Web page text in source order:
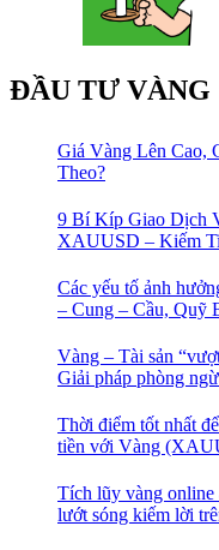
ĐẦU TƯ VÀNG
Giá Vàng Lên Cao,
Theo?
9 Bí Kíp Giao Dịch
XAUUSD – Kiếm
Các yếu tố ảnh
– Cung – Cầu, Quỹ
Vàng – Tài sản
Giải pháp phòng
Thời điểm tốt nhất
tiền với Vàng
Tích lũy vàng online
lướt sóng kiếm lời